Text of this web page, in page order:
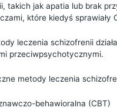
takich jak apatia lub brak
które kiedyś sprawiały
leczenia schizofrenii
przeciwpsychotycznymi.
metody leczenia
behawioralna (CBT)